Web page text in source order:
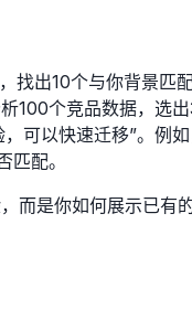
找出10个与你背景匹配
100个竞品数据，选出
可以快速迁移”。例
配。
而是你如何展示已有的